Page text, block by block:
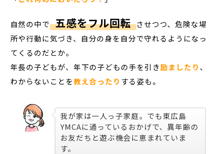
自然の中で 五感をフル回転 させつつ、危険な場
所や行動に気づき、自分の身を自分で守れるようになっ
てくるのだとか。
年長の子どもが、年下の子どもの手を引き励ましたり 、
わからないことを教え合ったり する姿も。
我が家は一人っ子家庭。でも東広島
YMCAに通っているおかげで、異年齢の
お友だちと遊ぶ機会に恵まれていま
す。